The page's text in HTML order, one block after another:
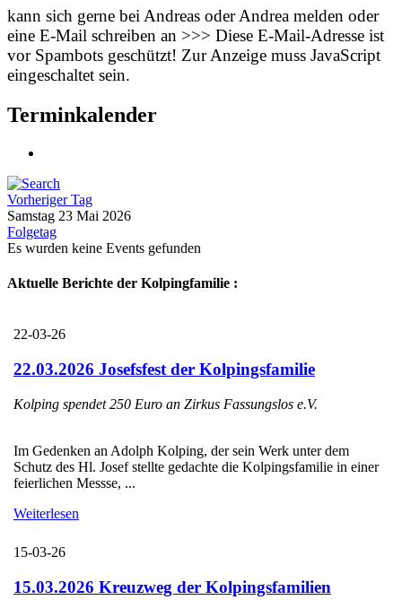
kann sich gerne bei Andreas oder Andrea melden oder
eine E-Mail schreiben an >>> Diese E-Mail-Adresse ist
vor Spambots geschützt! Zur Anzeige muss JavaScript
eingeschaltet sein.
Terminkalender
Vorheriger Tag
Samstag 23 Mai 2026
Folgetag
Es wurden keine Events gefunden
Aktuelle Berichte der Kolpingfamilie :
22-03-26
22.03.2026 Josefsfest der Kolpingsfamilie
Kolping spendet 250 Euro an Zirkus Fassungslos e.V.
Im Gedenken an Adolph Kolping, der sein Werk unter dem
Schutz des Hl. Josef stellte gedachte die Kolpingsfamilie in einer
feierlichen Messse, ...
Weiterlesen
15-03-26
15.03.2026 Kreuzweg der Kolpingsfamilien